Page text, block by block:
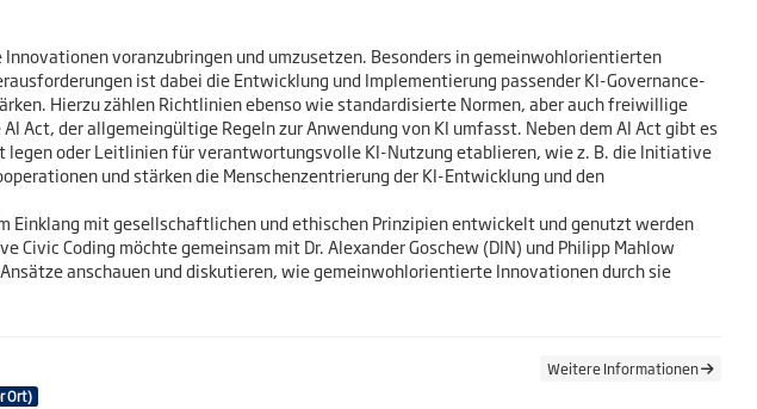
voranzubringen und umzusetzen. Besonders in gemeinwohlorientierten
ist dabei die Entwicklung und Implementierung passender KI-Governance-
Hierzu zählen Richtlinien ebenso wie standardisierte Normen, aber auch freiwillige
Act, der allgemeingültige Regeln zur Anwendung von KI umfasst. Neben dem AI Act gibt es
oder Leitlinien für verantwortungsvolle KI-Nutzung etablieren, wie z. B. die Initiative
und stärken die Menschenzentrierung der KI-Entwicklung und den
Einklang mit gesellschaftlichen und ethischen Prinzipien entwickelt und genutzt werden
Coding möchte gemeinsam mit Dr. Alexander Goschew (DIN) und Philipp Mahlow
anschauen und diskutieren, wie gemeinwohlorientierte Innovationen durch sie
Ort)
Weitere Informationen